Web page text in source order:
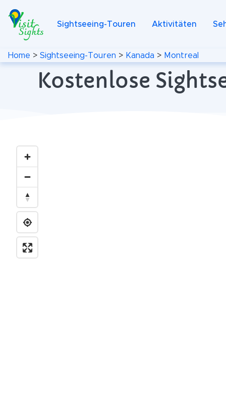
Sightseeing-Touren Aktivitäten
Home > Sightseeing-Touren > Kanada > Montreal
Kostenlose